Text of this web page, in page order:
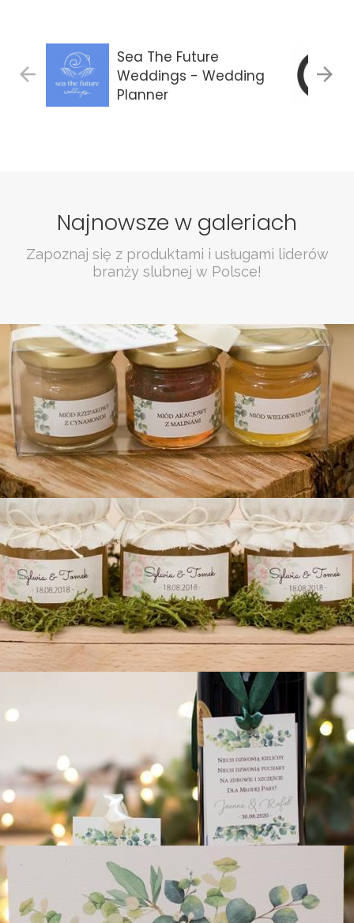
Sea The Future
Weddings - Wedding
Planner
Najnowsze w galeriach
Zapoznaj się z produktami i usługami liderów
branży slubnej w Polsce!